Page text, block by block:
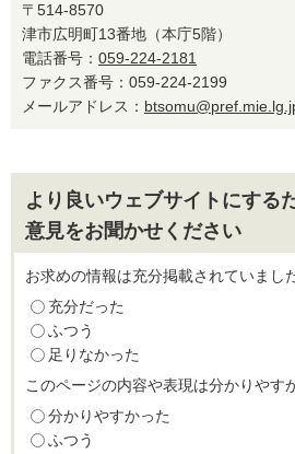
〒514-8570
津市広明町13番地（本庁5階）
電話番号： 059-224-2181
ファクス番号：059-224-2199
メールアドレス：
より良いウェブサイトにする
意見をお聞かせください
お求めの情報は充分掲載されていまし
充分だった
ふつう
足りなかった
このページの内容や表現は分かりやす
分かりやすかった
ふつう